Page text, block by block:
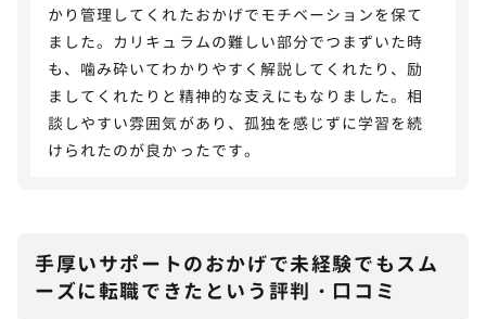
かり管理してくれたおかげでモチベーションを保て
ました。カリキュラムの難しい部分でつまずいた時
も、噛み砕いてわかりやすく解説してくれたり、励
ましてくれたりと精神的な支えにもなりました。相
談しやすい雰囲気があり、孤独を感じずに学習を続
けられたのが良かったです。
手厚いサポートのおかげで未経験でもスム
ーズに転職できたという評判・口コミ